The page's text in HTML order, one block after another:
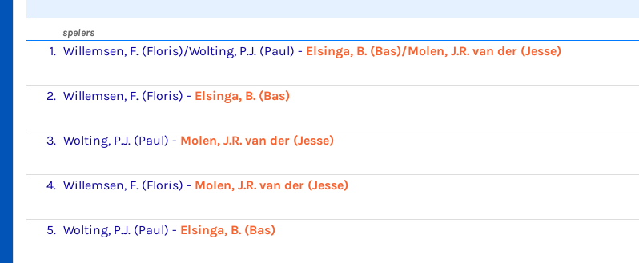
spelers
1. Willemsen, F. (Floris)/Wolting, P.J. (Paul) - Elsinga, B. (Bas)/Molen, J.R. van der (Jesse)
2. Willemsen, F. (Floris) - Elsinga, B. (Bas)
3. Wolting, P.J. (Paul) - Molen, J.R. van der (Jesse)
4. Willemsen, F. (Floris) - Molen, J.R. van der (Jesse)
5. Wolting, P.J. (Paul) - Elsinga, B. (Bas)